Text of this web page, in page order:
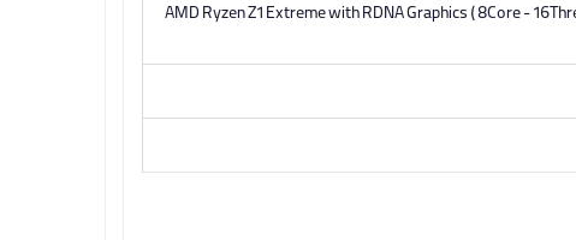
AMD Ryzen Z1 Extreme with RDNA Graphics ( 8Core -